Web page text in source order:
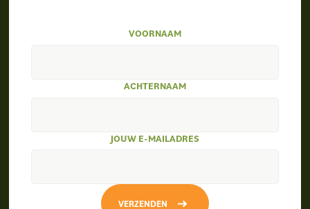
VOORNAAM
ACHTERNAAM
JOUW E-MAILADRES
VERZENDEN